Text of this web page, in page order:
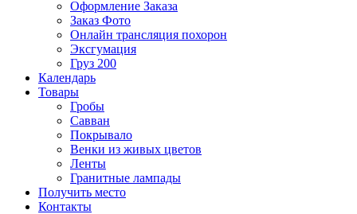
Оформление Заказа
Заказ Фото
Онлайн трансляция похорон
Эксгумация
Груз 200
Календарь
Товары
Гробы
Савван
Покрывало
Венки из живых цветов
Ленты
Гранитные лампады
Получить место
Контакты